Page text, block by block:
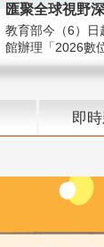
匯聚全球視野
教育部今（6）日
館辦理「2026數
即